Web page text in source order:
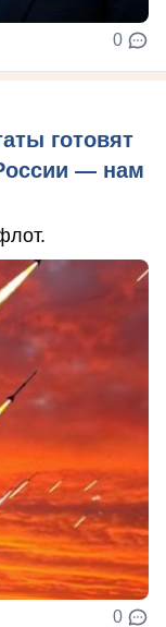
0
готовят
— нам
0